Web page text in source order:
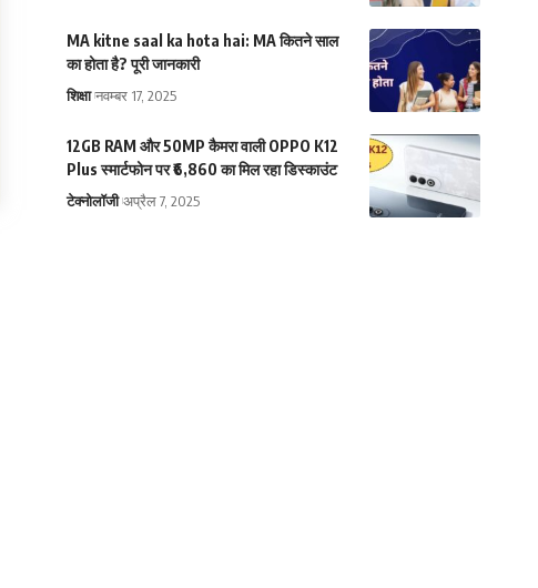
MA kitne saal ka hota hai: MA कितने साल
का होता है? पूरी जानकारी
शिक्षा नवम्बर 17, 2025
12GB RAM और 50MP कैमरा वाली OPPO K12
Plus स्मार्टफोन पर ₹6,860 का मिल रहा डिस्काउंट
टेक्नोलॉजी अप्रैल 7, 2025